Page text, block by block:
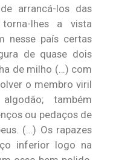
arrancá-los das
torna-lhes a vista
nesse país certas
de quase dois
de milho (…) com
o membro viril
também
ou pedaços de
(…) Os rapazes
inferior logo na